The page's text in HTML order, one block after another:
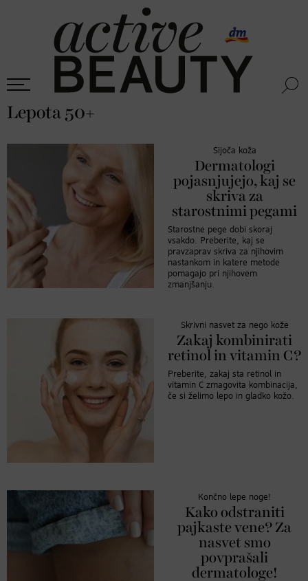
Lepota 50+
Sijoča koža
Dermatologi
pojasnjujejo, kaj se
skriva za
starostnimi pegami
Starostne pege dobi skoraj
vsakdo. Preberite, kaj se
pravzaprav skriva za njihovim
nastankom in katere metode
pomagajo pri njihovem
zmanjšanju.
Skrivni nasvet za nego kože
Zakaj kombinirati
retinol in vitamin C?
Preberite, zakaj sta retinol in
vitamin C zmagovita kombinacija,
če si želimo lepo in gladko kožo.
Končno lepe noge!
Kako odstraniti
pajkaste vene? Za
nasvet smo
povprašali
dermatologe!